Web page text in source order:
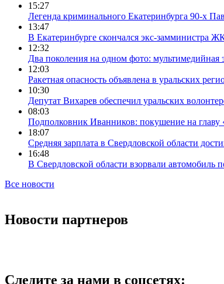
15:27
Легенда криминального Екатеринбурга 90-х
13:47
В Екатеринбурге скончался экс-замминистра
12:32
Два поколения на одном фото: мультимедийная
12:03
Ракетная опасность объявлена в уральских
10:30
Депутат Вихарев обеспечил уральских
08:03
Подполковник Иванников: покушение на главу
18:07
Средняя зарплата в Свердловской области
16:48
В Свердловской области взорвали автомобиль
Все новости
Новости партнеров
Следите за нами в соцсетях: